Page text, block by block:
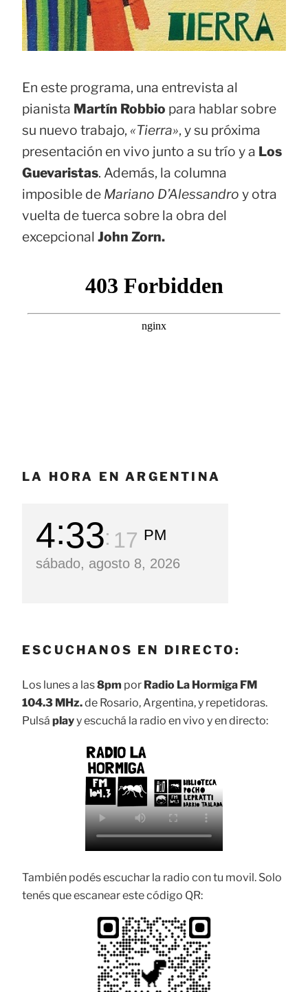
En este programa, una entrevista al
pianista Martín Robbio para hablar sobre
su nuevo trabajo, «Tierra», y su próxima
presentación en vivo junto a su trío y a Los
Guevaristas. Además, la columna
imposible de Mariano D’Alessandro y otra
vuelta de tuerca sobre la obra del
excepcional John Zorn.
LA HORA EN ARGENTINA
4 33 18 PM
sábado, agosto 8, 2026
ESCUCHANOS EN DIRECTO:
Los lunes a las8pm por Radio La Hormiga FM
104.3 MHz.de Rosario, Argentina, y repetidoras.
Pulsá playy escuchá la radio en vivo y en directo:
También podés escuchar la radio con tu movil. Solo
tenés que escanear este código QR: